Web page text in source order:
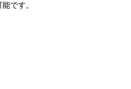
です。